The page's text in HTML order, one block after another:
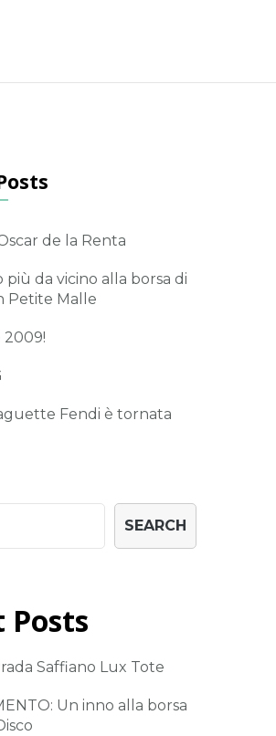
de la Renta
più da vicino alla borsa di
Petite Malle
2009!
Fendi è tornata
SEARCH
Posts
Saffiano Lux Tote
Un inno alla borsa